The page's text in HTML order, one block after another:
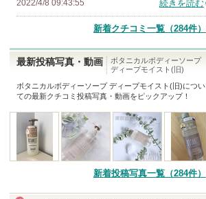
気
入
り
登
れ
い
ま
2022/4/8 09:43:55 続きを読む
新着クチコミ一覧 （284件）
最新投稿写真・動画
ボタニカルボディーソープ
ディープモイスト(旧)
ボタニカルボディーソープ ディープモイスト(旧)につい
ての最新クチコミ投稿写真・動画をピックアップ！
新着投稿写真一覧（284件）